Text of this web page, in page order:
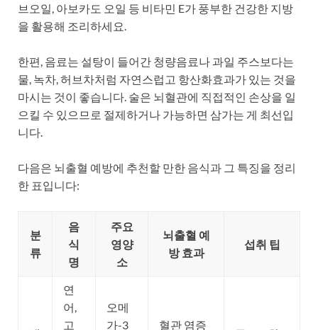
브오일, 아보카도 오일 등 비타민 E가 풍부한 건강한 지방
을 활용해 조리하세요.
한편, 음료는 설탕이 들어간 청량음료나 과일 주스보다는
물, 녹차, 허브차처럼 자연스럽고 항산화효과가 있는 것을
마시는 것이 좋습니다. 술은 뇌혈관에 직접적인 손상을 일
으킬 수 있으므로 절제하거나 가능하면 삼가는 게 최선입
니다.
다음은 뇌출혈 예방에 추천할 만한 음식과 그 특징을 정리
한 표입니다:
분
류
음
식
명
주요
영양
소
뇌출혈 예
방 효과
섭취 팁
연
어,
고
오메
가-3
혈관 염증